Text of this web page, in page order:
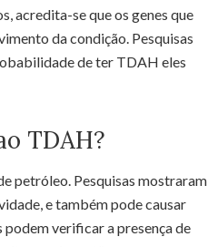
acredita-se que os genes que
da condição. Pesquisas
de ter TDAH eles
TDAH?
petróleo. Pesquisas mostraram
e também pode causar
verificar a presença de